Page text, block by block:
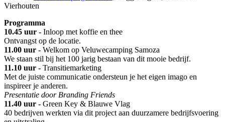
Vierhouten
Programma
10.45 uur - Inloop met koffie en thee
Ontvangst op de locatie.
11.00 uur - Welkom op Veluwecamping Samoza
We staan stil bij het 100 jarig bestaan van dit mooie bedrijf.
11.10 uur - Transitiemarketing
Met de juiste communicatie ondersteun je het eigen imago en
inspireer je anderen.
Presentatie door Branding Friends
11.40 uur - Green Key & Blauwe Vlag
40 bedrijven werkten via dit project aan duurzamere bedrijfsvoering